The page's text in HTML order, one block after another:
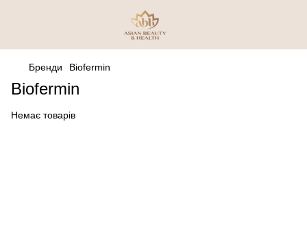
Бренди Biofermin
Biofermin
Немає товарів